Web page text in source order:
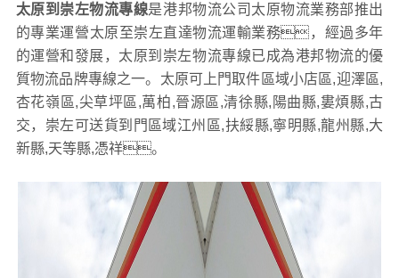
太原到崇左物流專線是港邦物流公司太原物流業務部推出
的專業運營太原至崇左直達物流運輸業務，經過多年
的運營和發展，太原到崇左物流專線已成為港邦物流的優
質物流品牌專線之一。太原可上門取件區域小店區,迎澤區,
杏花嶺區,尖草坪區,萬柏,晉源區,清徐縣,陽曲縣,婁煩縣,古
交，崇左可送貨到門區域江州區,扶綏縣,寧明縣,龍州縣,大
新縣,天等縣,憑祥。